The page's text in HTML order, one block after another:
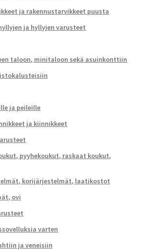
ja rakennustarvikkeet puusta
ja hyllyjen varusteet
taloon, minitaloon sekä asuinkonttiin
ja peileille
ja kiinnikkeet
pyyhekoukut, raskaat koukut,
korijärjestelmät, laatikostot
ovi
varten
ja veneisiin